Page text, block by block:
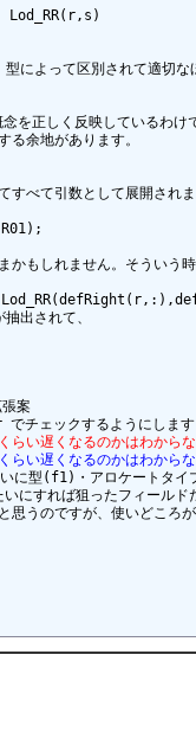
によって区別されて適切な
正しく反映しているわ
る余地があります。
すべて引数として展開され
まかもしれません。そ
出されて、
案
らい遅くなるのかはわから
らい遅くなるのかはわから
・アロケートタイプ(f2)
ば狙ったフィールドだ
思うのですが、使いどころ